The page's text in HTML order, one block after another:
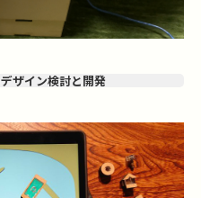
ザイン検討と開発